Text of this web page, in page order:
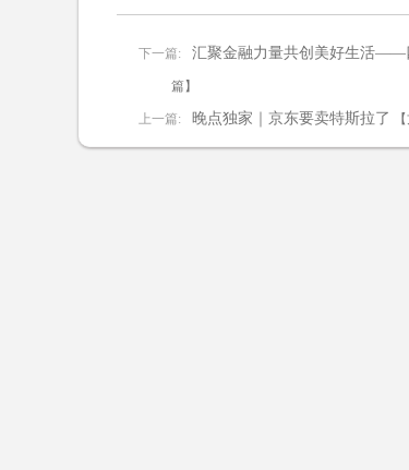
下一篇: 汇聚金融力量共创美好生活——
篇】
上一篇: 晚点独家｜京东要卖特斯拉了